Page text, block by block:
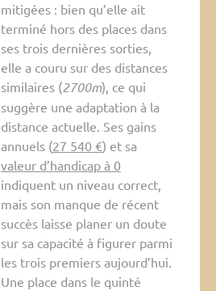
mitigées : bien qu’elle ait
terminé hors des places dans
ses trois dernières sorties,
elle a couru sur des distances
similaires (2700m), ce qui
suggère une adaptation à la
distance actuelle. Ses gains
annuels (27 540 €) et sa
valeur d’handicap à 0
indiquent un niveau correct,
mais son manque de récent
succès laisse planer un doute
sur sa capacité à figurer parmi
les trois premiers aujourd’hui.
Une place dans le quinté